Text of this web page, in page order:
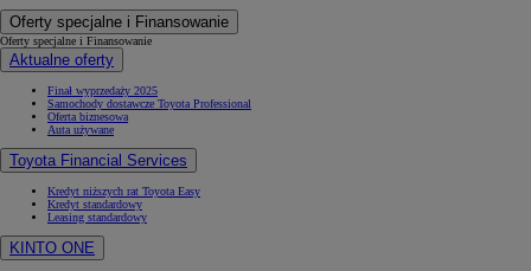
Oferty specjalne i Finansowanie
Oferty specjalne i Finansowanie
Aktualne oferty
Finał wyprzedaży 2025
Samochody dostawcze Toyota Professional
Oferta biznesowa
Auta używane
Toyota Financial Services
Kredyt niższych rat Toyota Easy
Kredyt standardowy
Leasing standardowy
KINTO ONE